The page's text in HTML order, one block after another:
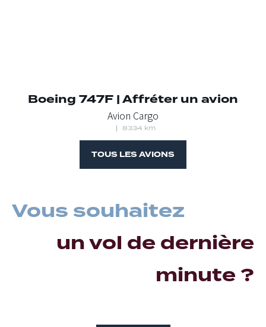
Boeing 747F | Affréter un avion
Avion Cargo
8334 km
TOUS LES AVIONS
Vous souhaitez
un vol de dernière
minute ?